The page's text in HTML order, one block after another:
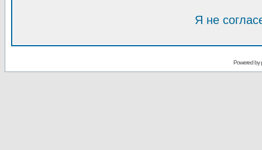
Я не
Powered by